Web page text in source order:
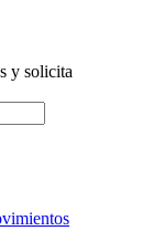
y solicita